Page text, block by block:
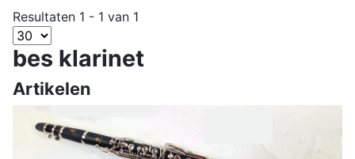
Resultaten 1 - 1 van 1
bes klarinet
Artikelen